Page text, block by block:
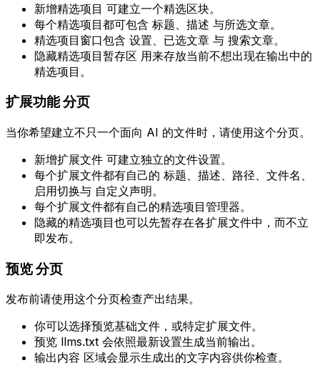
新增精选项目 可建立一个精选区块。
每个精选项目都可包含 标题 描述 与所选文章。
精选项目窗口包含 设置 已选文章 与 搜索文章。
隐藏精选项目暂存区 用来存放当前不想出现在输出中的
精选项目。
扩展功能分页
当你希望建立不只一个面向 AI 的文件时，请使用这个分页。
新增扩展文件 可建立独立的文件设置。
每个扩展文件都有自己的 标题 描述 路径 文件名
启用切换与 自定义声明。
每个扩展文件都有自己的精选项目管理器。
隐藏的精选项目也可以先暂存在各扩展文件中，而不立
即发布。
预览分页
发布前请使用这个分页检查产出结果。
你可以选择预览基础文件，或特定扩展文件。
预览 llms.txt 会依照最新设置生成当前输出。
输出内容 区域会显示生成出的文字内容供你检查。